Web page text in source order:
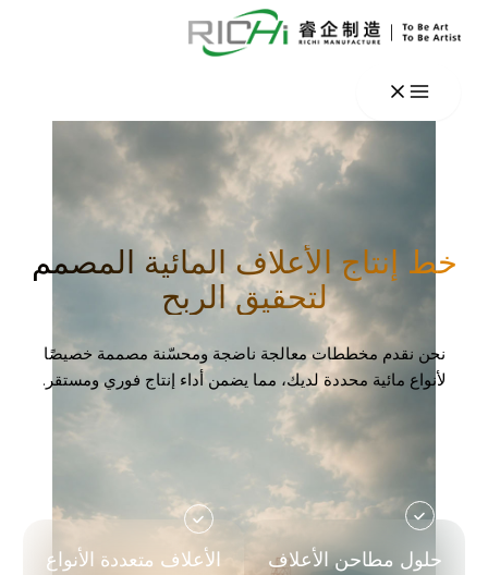
تخطي
إلى
خط إنتاج الأعلاف المائية المصمم
لتحقيق الربح
نحن نقدم مخططات معالجة ناضجة ومحسّنة مصممة خصيصًا
لأنواع مائية محددة لديك، مما يضمن أداء إنتاج فوري ومستقر.
حلول مطاحن الأعلاف الأعلاف متعددة الأنواع